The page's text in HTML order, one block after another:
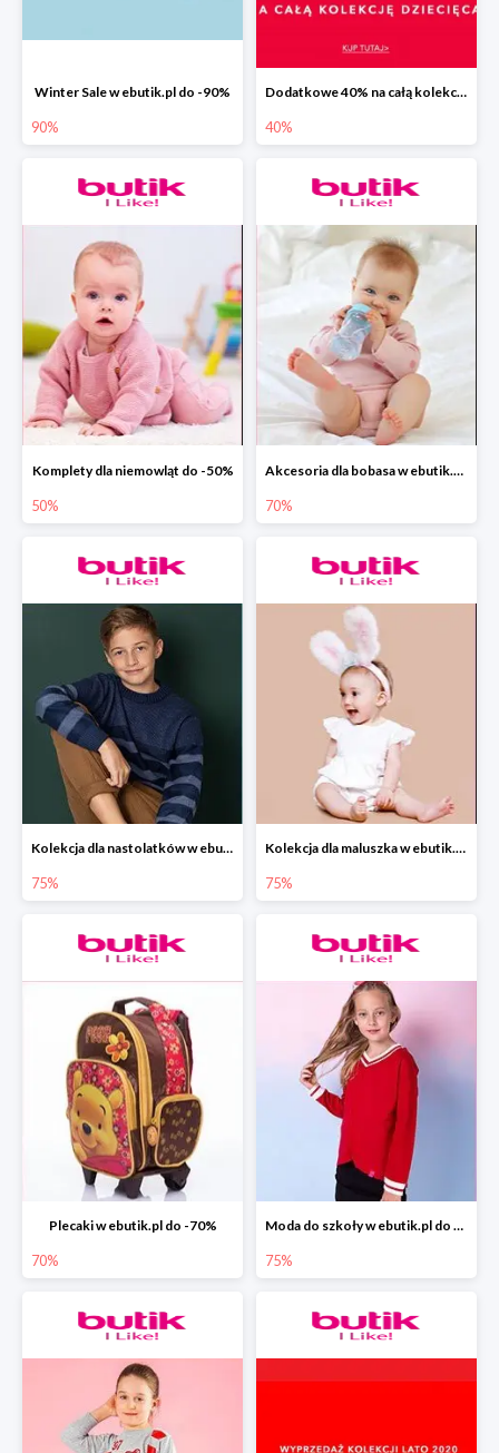
Winter Sale w ebutik.pl do -90%
90%
Dodatkowe 40% na całą kolekcję dziecięcą w ebutik.pl
40%
Komplety dla niemowląt do -50%
50%
Akcesoria dla bobasa w ebutik.pl do -70%
70%
Kolekcja dla nastolatków w ebutik.pl do -75%
75%
Kolekcja dla maluszka w ebutik.pl do -75%
75%
Plecaki w ebutik.pl do -70%
70%
Moda do szkoły w ebutik.pl do -75%
75%